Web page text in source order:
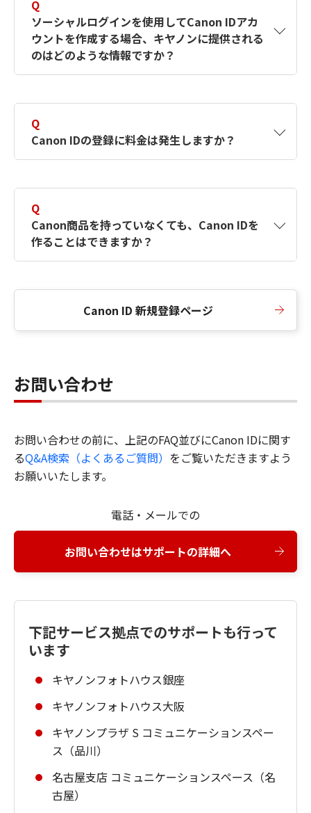
す。詳しい作成方法は【カメラ】Canon IDとは
何ですか？Canon IDの作成方法は？をご確認く
ださい。
Q
ソーシャルログインを使用してCanon IDアカ
ウントを作成する場合、キヤノンに提供される
のはどのような情報ですか？
択したサービスから取得します。アカウントを
簡単に作成できるように、この情報を使用して
Canon IDの登録フォームを入力します。
Q
Canon IDの登録に料金は発生しますか？
Q
Canon商品を持っていなくても、Canon IDを
作ることはできますか？
Canon ID 新規登録ページ
お問い合わせ
お問い合わせの前に、上記のFAQ並びにCanon IDに関す
るQ&A検索（よくあるご質問） をご覧いただきますよう
お願いいたします。
電話・メールでの
お問い合わせはサポートの詳細へ
下記サービス拠点でのサポートも行って
います
キヤノンフォトハウス銀座
キヤノンフォトハウス大阪
キヤノンプラザ S コミュニケーションスペー
ス（品川）
名古屋支店 コミュニケーションスペース（名
古屋）